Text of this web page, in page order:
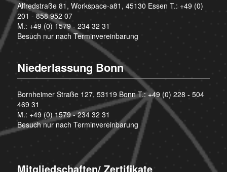
Alfredstraße 81, Workspace-a81, 45130 Essen T.: +49 (0)
201 - 858 952 07
M.: +49 (0) 1579 - 234 32 31
Besuch nur nach Terminvereinbarung
Niederlassung Bonn
Bornheimer Straße 127, 53119 Bonn T.:+49 (0) 228 - 504
469 31
M.: +49 (0) 1579 - 234 32 31
Besuch nur nach Terminvereinbarung
Mitgliedschaften/ Zertifikate